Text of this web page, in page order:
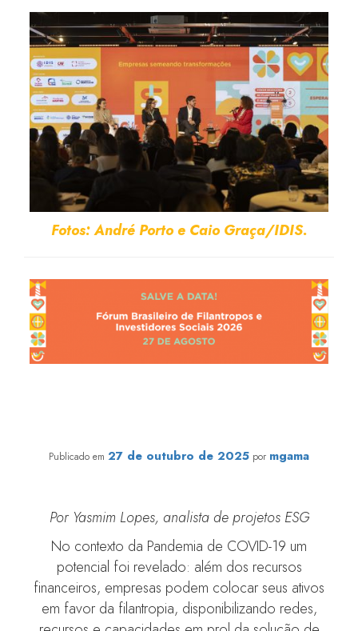
Fotos: André Porto e Caio Graça/IDIS.
Publicado em 27 de outubro de 2025 por mgama
Por Yasmim Lopes, analista de projetos ESG
No contexto da Pandemia de COVID-19 um
potencial foi revelado: além dos recursos
financeiros, empresas podem colocar seus ativos
em favor da filantropia, disponibilizando redes,